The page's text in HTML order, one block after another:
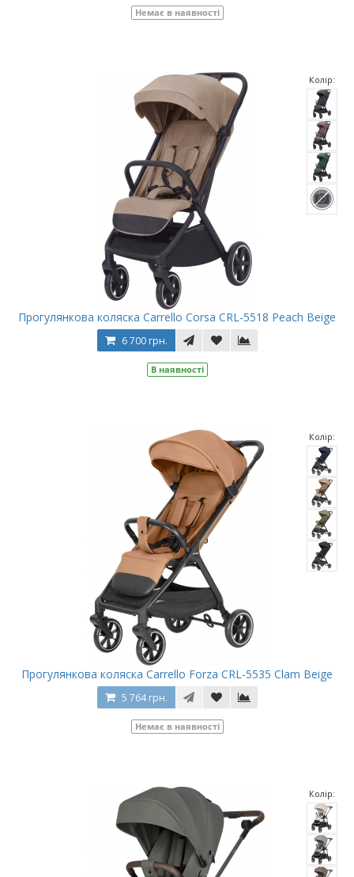
Немає в наявності
Колір:
Прогулянкова коляска Carrello Corsa CRL-5518 Peach Beige
6 700 грн.
В наявності
Колір:
Прогулянкова коляска Carrello Forza CRL-5535 Clam Beige
5 764 грн.
Немає в наявності
Колір: